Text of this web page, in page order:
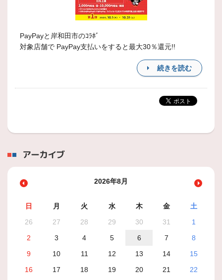
PayPayと岸和田市のｺﾗﾎﾞ
対象店舗で PayPay支払いをすると最大30％還元!!
続きを読む
アーカイブ
2026年8月
日 月 火 水 木 金
土
26
27 28 29 30 31
1
2
3 4 5 6 7
8
9
10 11 12 13 14
15
16
17 18 19 20 21
22